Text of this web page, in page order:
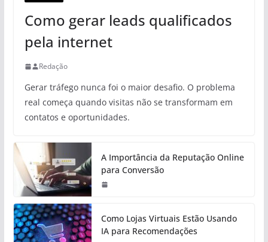
Como gerar leads qualificados
pela internet
Redação
Gerar tráfego nunca foi o maior desafio. O problema
real começa quando visitas não se transformam em
contatos e oportunidades.
A Importância da Reputação Online
para Conversão
Como Lojas Virtuais Estão Usando
IA para Recomendações